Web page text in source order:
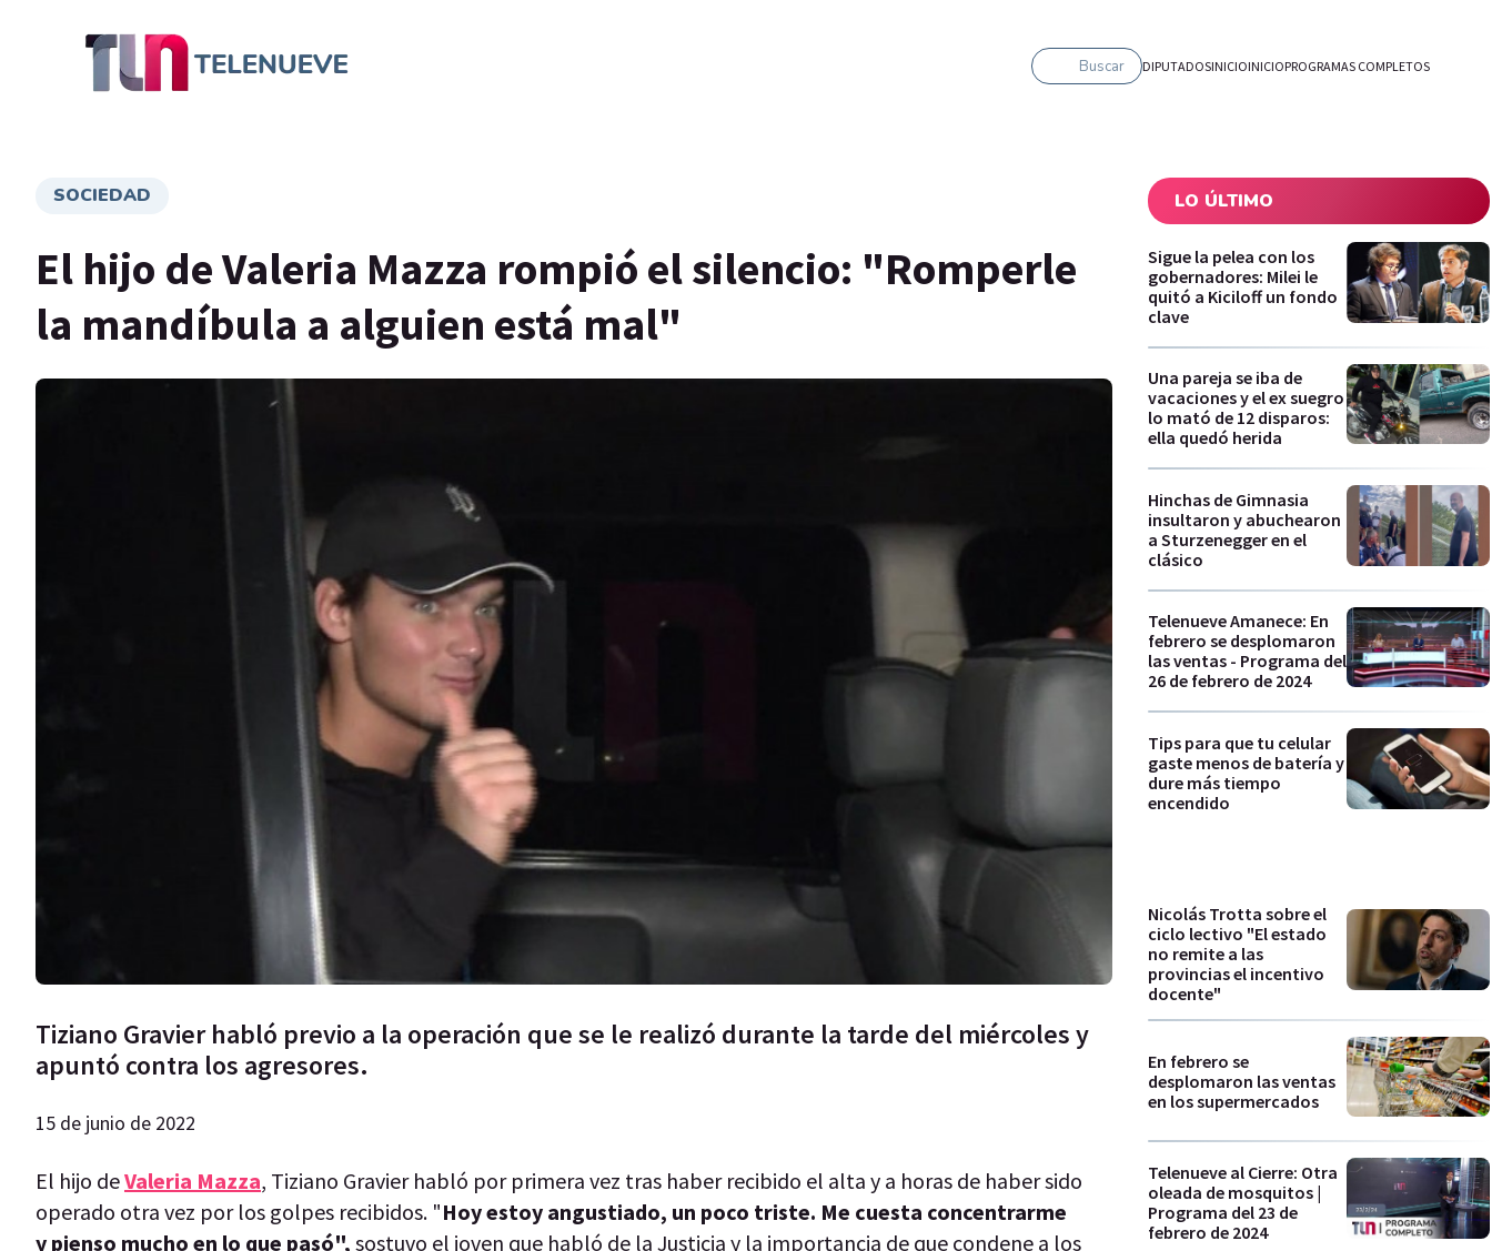
Buscar DIPUTADOSINICIOINICIOPROGRAMAS COMPLETOS
SOCIEDAD
El hijo de Valeria Mazza rompió el silencio: "Romperle
la mandíbula a alguien está mal"
Tiziano Gravier habló previo a la operación que se le realizó durante la tarde del miércoles y
apuntó contra los agresores.
15 de junio de 2022
El hijo deValeria Mazza, Tiziano Gravier habló por primera vez tras haber recibido el alta y a horas de haber sido
operado otra vez por los golpes recibidos. "Hoy estoy angustiado, un poco triste. Me cuesta concentrarme
y pienso mucho en lo que pasó", sostuvo el joven que habló de la Justicia y la importancia de que condene a los
LO ÚLTIMO
Sigue la pelea con los
gobernadores: Milei le
quitó a Kiciloff un fondo
clave
Una pareja se iba de
vacaciones y el ex suegro
lo mató de 12 disparos:
ella quedó herida
Hinchas de Gimnasia
insultaron y abuchearon
a Sturzenegger en el
clásico
Telenueve Amanece: En
febrero se desplomaron
las ventas - Programa del
26 de febrero de 2024
Tips para que tu celular
gaste menos de batería y
dure más tiempo
encendido
Nicolás Trotta sobre el
ciclo lectivo "El estado
no remite a las
provincias el incentivo
docente"
En febrero se
desplomaron las ventas
en los supermercados
Telenueve al Cierre: Otra
oleada de mosquitos |
Programa del 23 de
febrero de 2024